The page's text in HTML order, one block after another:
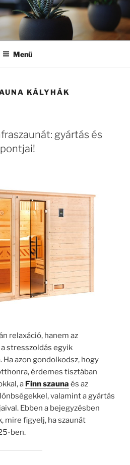
Menü
KÁLYHÁK
gyártás és
relaxáció, hanem az
stresszoldás egyik
Ha azon gondolkodsz, hogy
érdemes tisztában
a Finn szauna és az
valamint a gyártás
Ebben a bejegyzésben
mire figyelj, ha szaunát
ben.